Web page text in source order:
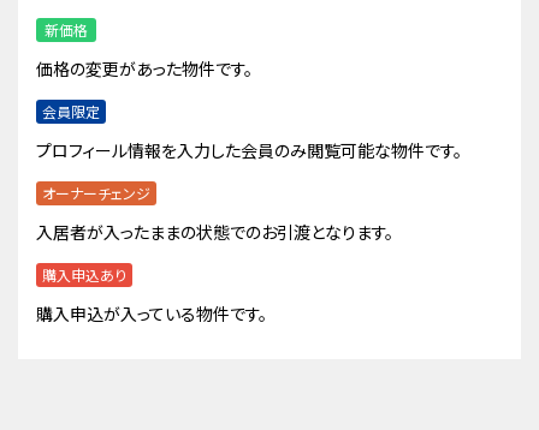
新価格
価格の変更があった物件です。
会員限定
プロフィール情報を入力した会員のみ閲覧可能な物件です。
オーナーチェンジ
入居者が入ったままの状態でのお引渡となります。
購入申込あり
購入申込が入っている物件です。